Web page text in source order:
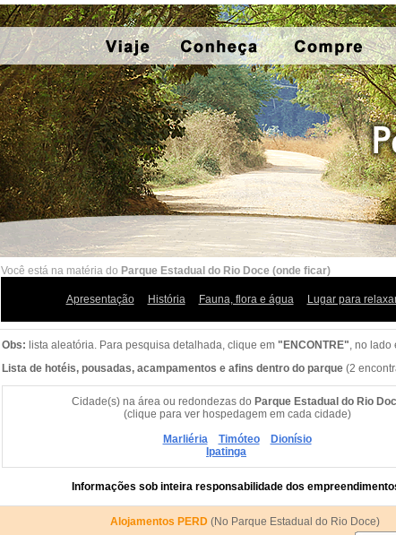
Você está na matéria do Parque Estadual do Rio Doce (onde ficar)
Apresentação História Fauna, flora e água Lugar para
Obs: lista aleatória. Para pesquisa detalhada, clique em "ENCONTRE", no lado
Lista de hotéis, pousadas, acampamentos e afins dentro do parque (2
Cidade(s) na área ou redondezas do Parque Estadual do Rio
(clique para ver hospedagem em cada cidade)
Marliéria
Timóteo
Dionísio
Ipatinga
Informações sob inteira responsabilidade dos
Alojamentos PERD (No Parque Estadual do Rio Doce)